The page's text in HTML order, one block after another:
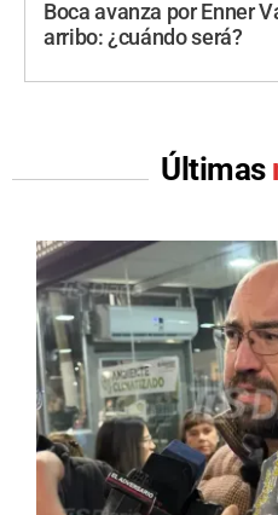
Boca avanza por Enner
arribo: ¿cuándo será?
Últimas